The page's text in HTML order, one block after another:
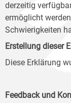
derzeitig
ermöglicht
Schwierigkeiten
Erstellung dieser
Diese Erklärung
Feedback und